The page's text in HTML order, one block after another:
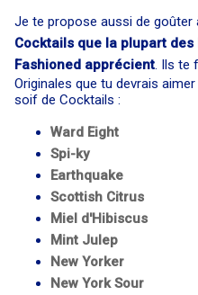
Je te propose aussi de goûter
Cocktails que la plupart des
Fashioned apprécient. Ils te
Originales que tu devrais
soif de Cocktails :
Ward Eight
Spi-ky
Earthquake
Scottish Citrus
Miel d'Hibiscus
Mint Julep
New Yorker
New York Sour